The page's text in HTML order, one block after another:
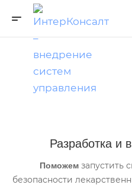
Разработка и
Поможем запустить
безопасности